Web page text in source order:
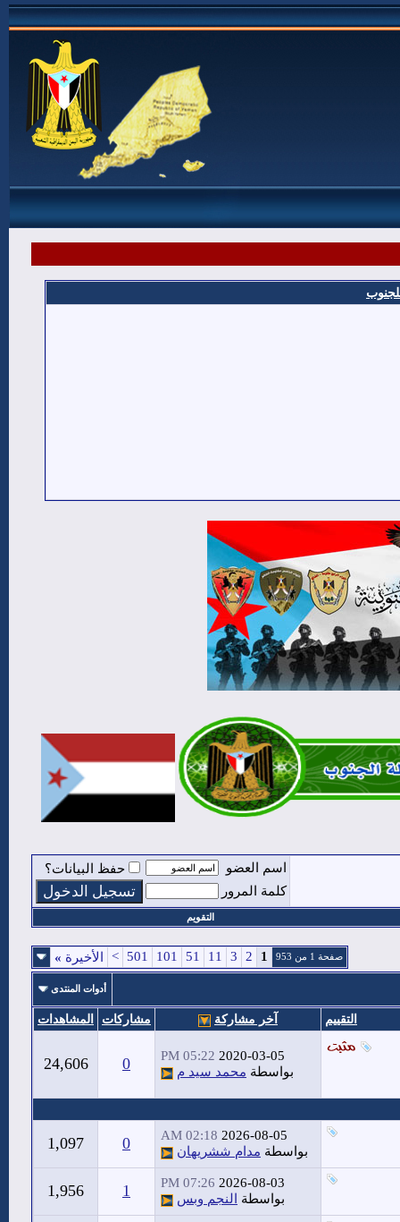
اسم العضو
حفظ البيانات؟
كلمة المرور
التقويم
صفحة 1 من 953 1
2
3
11
51
101
501
> الأخيرة »
أدوات المنتدى
التقييم آخر مشاركة مشاركات المشاهدات
2020-03-05
05:22 PM
بواسطة محمد سيد م 0
24,606
2026-08-05
02:18 AM
بواسطة مدام ششريهان 0
1,097
2026-08-03
07:26 PM
بواسطة
النجم وبس 1
1,956